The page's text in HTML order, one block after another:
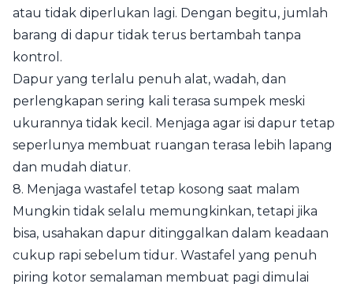
atau tidak diperlukan lagi. Dengan begitu, jumlah
barang di dapur tidak terus bertambah tanpa
kontrol.
Dapur yang terlalu penuh alat, wadah, dan
perlengkapan sering kali terasa sumpek meski
ukurannya tidak kecil. Menjaga agar isi dapur tetap
seperlunya membuat ruangan terasa lebih lapang
dan mudah diatur.
8. Menjaga wastafel tetap kosong saat malam
Mungkin tidak selalu memungkinkan, tetapi jika
bisa, usahakan dapur ditinggalkan dalam keadaan
cukup rapi sebelum tidur. Wastafel yang penuh
piring kotor semalaman membuat pagi dimulai